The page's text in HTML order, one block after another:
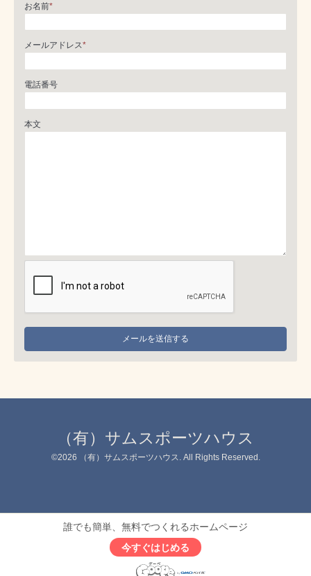
お名前*
メールアドレス*
電話番号
本文
（有）サムスポーツハウス
©2026 （有）サムスポーツハウス. All Rights Reserved.
誰でも簡単、無料でつくれるホームページ
今すぐはじめる